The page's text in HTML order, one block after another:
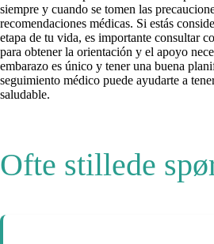
siempre y cuando se tomen las
recomendaciones médicas. Si estás
etapa de tu vida, es importante consultar
para obtener la orientación y el apoyo
embarazo es único y tener una buena
seguimiento médico puede ayudarte a
saludable.
Ofte stillede